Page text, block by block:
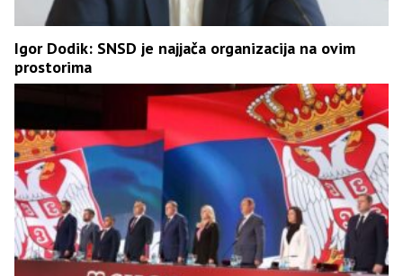
Igor Dodik: SNSD je najjača organizacija na ovim
prostorima